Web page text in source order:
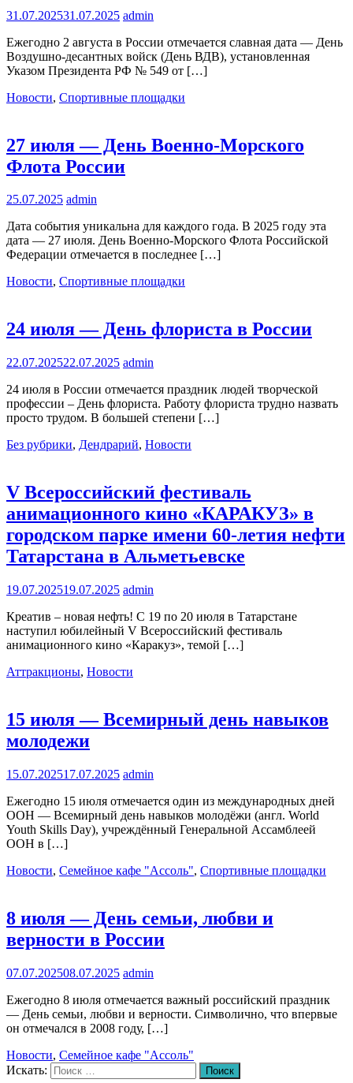
31.07.202531.07.2025 admin
Ежегодно 2 августа в России отмечается славная дата — День
Воздушно-десантных войск (День ВДВ), установленная
Указом Президента РФ № 549 от […]
Новости, Спортивные площадки
27 июля — День Военно-Морского
Флота России
25.07.2025 admin
Дата события уникальна для каждого года. В 2025 году эта
дата — 27 июля. День Военно-Морского Флота Российской
Федерации отмечается в последнее […]
Новости, Спортивные площадки
24 июля — День флориста в России
22.07.202522.07.2025 admin
24 июля в России отмечается праздник людей творческой
профессии – День флориста. Работу флориста трудно назвать
просто трудом. В большей степени […]
Без рубрики, Дендрарий, Новости
V Всероссийский фестиваль
анимационного кино «КАРАКУЗ» в
городском парке имени 60-летия нефти
Татарстана в Альметьевске
19.07.202519.07.2025 admin
Креатив – новая нефть! С 19 по 20 июля в Татарстане
наступил юбилейный V Всероссийский фестиваль
анимационного кино «Каракуз», темой […]
Аттракционы, Новости
15 июля — Всемирный день навыков
молодежи
15.07.202517.07.2025 admin
Ежегодно 15 июля отмечается один из международных дней
ООН — Всемирный день навыков молодёжи (англ. World
Youth Skills Day), учреждённый Генеральной Ассамблеей
ООН в […]
Новости, Семейное кафе "Ассоль", Спортивные площадки
8 июля — День семьи, любви и
верности в России
07.07.202508.07.2025 admin
Ежегодно 8 июля отмечается важный российский праздник
— День семьи, любви и верности. Символично, что впервые
он отмечался в 2008 году, […]
Новости, Семейное кафе "Ассоль"
Искать:
Поиск